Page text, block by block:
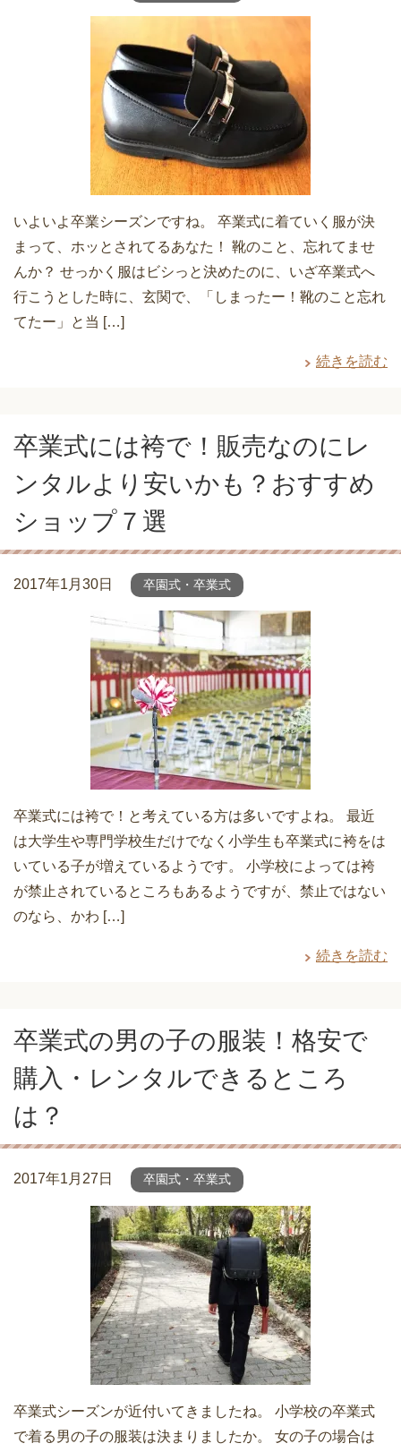
いよいよ卒業シーズンですね。 卒業式に着ていく服が決
まって、ホッとされてるあなた！ 靴のこと、忘れてませ
んか？ せっかく服はビシっと決めたのに、いざ卒業式へ
行こうとした時に、玄関で、「しまったー！靴のこと忘れ
てたー」と当 […]
続きを読む
卒業式には袴で！販売なのにレ
ンタルより安いかも？おすすめ
ショップ７選
2017年1月30日 卒園式・卒業式
卒業式には袴で！と考えている方は多いですよね。 最近
は大学生や専門学校生だけでなく小学生も卒業式に袴をは
いている子が増えているようです。 小学校によっては袴
が禁止されているところもあるようですが、禁止ではない
のなら、かわ […]
続きを読む
卒業式の男の子の服装！格安で
購入・レンタルできるところ
は？
2017年1月27日 卒園式・卒業式
卒業式シーズンが近付いてきましたね。 小学校の卒業式
で着る男の子の服装は決まりましたか。 女の子の場合は